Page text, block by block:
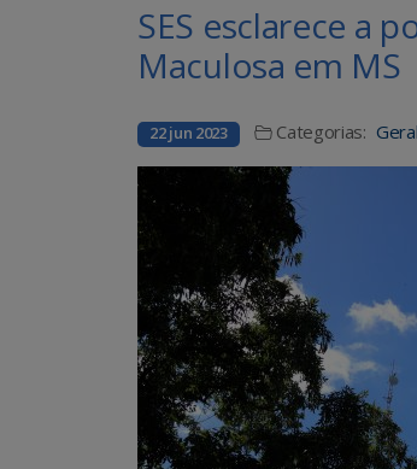
SES esclarece a
Maculosa em MS
22 jun 2023 Categorias: Geral